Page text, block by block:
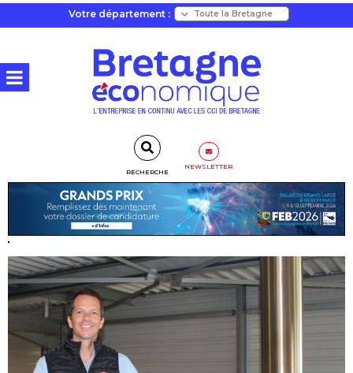
Votre département :
RECHERCHE
NEWSLETTER